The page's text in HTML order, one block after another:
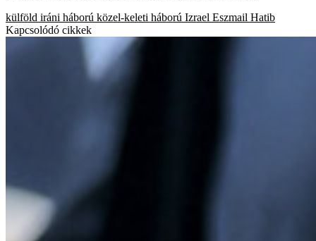
külföld iráni háború közel-keleti háború Izrael Eszmail Hatib
Kapcsolódó cikkek